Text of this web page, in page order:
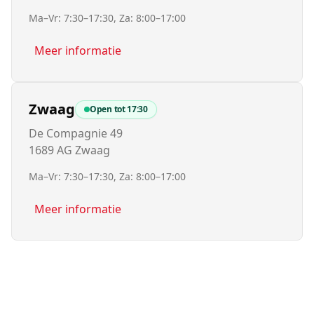
Ma–Vr: 7:30–17:30, Za: 8:00–17:00
Meer informatie
Zwaag Open tot17:30
De Compagnie 49
1689 AG Zwaag
Ma–Vr: 7:30–17:30, Za: 8:00–17:00
Meer informatie